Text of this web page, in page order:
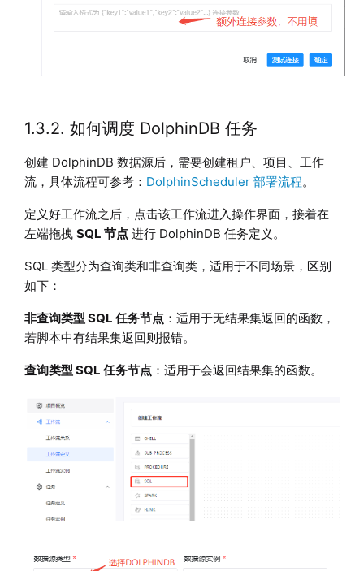
1.3.2. 如何调度 DolphinDB 任务
创建 DolphinDB 数据源后，需要创建租户、项目、工作
流，具体流程可参考： DolphinScheduler 部署流程。
定义好工作流之后，点击该工作流进入操作界面，接着在
左端拖拽 SQL 节点进行 DolphinDB 任务定义。
SQL 类型分为查询类和非查询类，适用于不同场景，区别
如下：
非查询类型 SQL 任务节点：适用于无结果集返回的函数，
若脚本中有结果集返回则报错。
查询类型 SQL 任务节点：适用于会返回结果集的函数。